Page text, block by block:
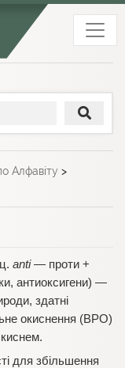
Алфавіту >
anti— проти +
антиоксигени) —
здатні
окиснення (ВРО)
для збільшення